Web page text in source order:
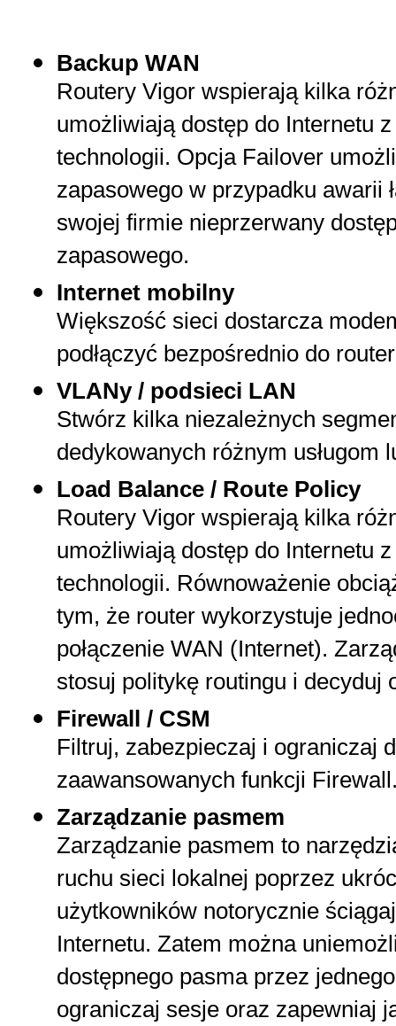
Backup WAN
Routery Vigor wspierają kilka
umożliwiają dostęp do Internetu
technologii. Opcja Failover
zapasowego w przypadku awarii
swojej firmie nieprzerwany
zapasowego.
Internet mobilny
Większość sieci dostarcza
podłączyć bezpośrednio do
VLANy / podsieci LAN
Stwórz kilka niezależnych
dedykowanych różnym usługom
Load Balance / Route Policy
Routery Vigor wspierają kilka
umożliwiają dostęp do Internetu
technologii. Równoważenie
tym, że router wykorzystuje
połączenie WAN (Internet).
stosuj politykę routingu i decyduj
Firewall / CSM
Filtruj, zabezpieczaj i ograniczaj
zaawansowanych funkcji
Zarządzanie pasmem
Zarządzanie pasmem to
ruchu sieci lokalnej poprzez
użytkowników notorycznie
Internetu. Zatem można
dostępnego pasma przez
ograniczaj sesje oraz zapewniaj